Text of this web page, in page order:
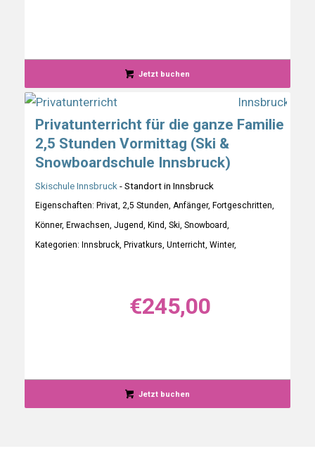
Jetzt buchen
Privatunterricht für die ganze Familie
2,5 Stunden Vormittag (Ski &
Snowboardschule Innsbruck)
Skischule Innsbruck - Standort in Innsbruck
Eigenschaften: Privat, 2,5 Stunden, Anfänger, Fortgeschritten,
Könner, Erwachsen, Jugend, Kind, Ski, Snowboard,
Kategorien: Innsbruck, Privatkurs, Unterricht, Winter,
€245,00
Jetzt buchen